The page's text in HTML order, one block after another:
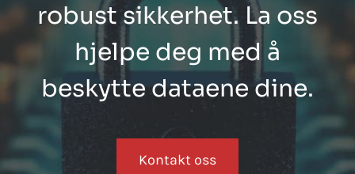
robust sikkerhet. La oss
hjelpe deg med å
beskytte dataene dine.
Kontakt oss